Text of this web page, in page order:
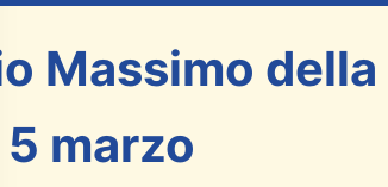
Massimo della
5 marzo